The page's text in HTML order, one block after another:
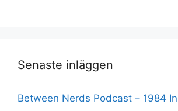
Senaste inläggen
Between Nerds Podcast – 1984